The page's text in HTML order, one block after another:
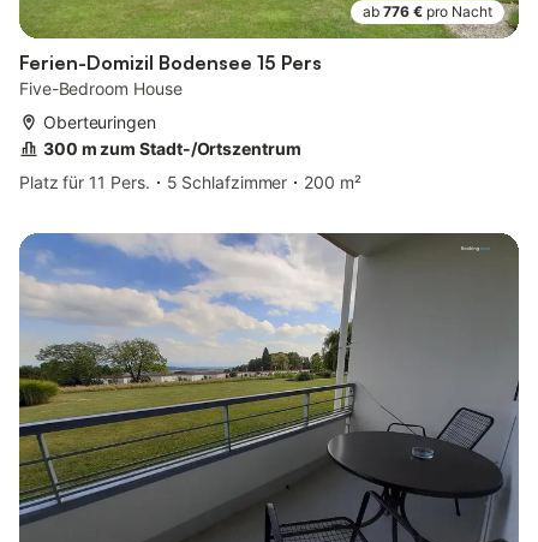
ab 776 € pro Nacht
Ferien-Domizil Bodensee 15 Pers
Five-Bedroom House
Oberteuringen
300 m zum Stadt-/Ortszentrum
Platz für 11 Pers.
5 Schlafzimmer 200 m²